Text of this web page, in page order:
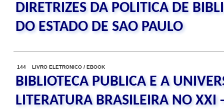
DIRETRIZES DA POLITICA DE
DO ESTADO DE SAO PAULO
144 LIVRO ELETRONICO / EBOOK
BIBLIOTECA PUBLICA E A
LITERATURA BRASILEIRA NO XXI